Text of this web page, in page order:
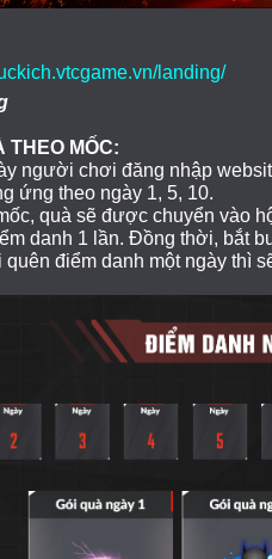
landing/
THEO MỐC:
người chơi đăng nhập
ứng theo ngày 1, 5, 10.
quà sẽ được chuyển vào
danh 1 lần. Đồng thời, bắt
điểm danh một ngày thì